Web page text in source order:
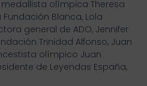
medallista olímpica Theresa
Blanca, Lola
general de ADO, Jennifer
Trinidad Alfonso, Juan
olímpico Juan
de Leyendas España,